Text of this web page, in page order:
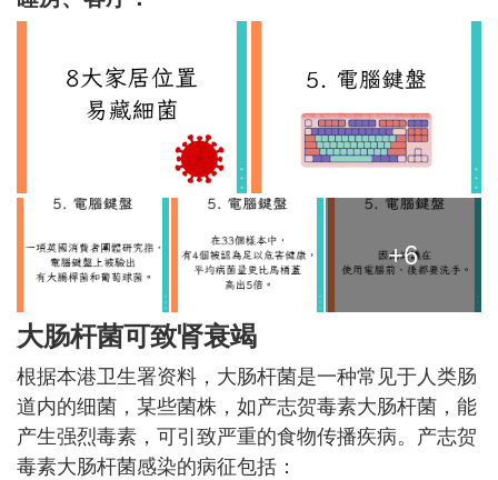
+6
大肠杆菌可致肾衰竭
根据本港卫生署资料，大肠杆菌是一种常见于人类肠
道内的细菌，某些菌株，如产志贺毒素大肠杆菌，能
产生强烈毒素，可引致严重的食物传播疾病。产志贺
毒素大肠杆菌感染的病征包括：